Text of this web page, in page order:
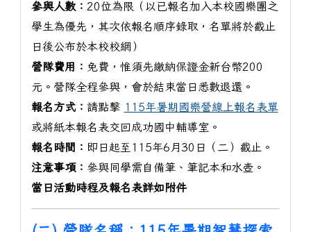
參與人數： 20位為限（以已報名加入本校國樂團之
學生為優先，其次依報名順序錄取，名單將於截止
日後公布於本校校網）
營隊費用： 免費，惟須先繳納保證金新台幣200
元。營隊全程參與，會於結束當日悉數退還。
報名方式： 請點擊 115年暑期國樂營線上報名表單
或將紙本報名表交回成功國中輔導室。
報名時間： 即日起至115年6月30日（二）截止。
注意事項： 參與同學需自備筆、筆記本和水壺。
當日活動時程及報名表詳如附件